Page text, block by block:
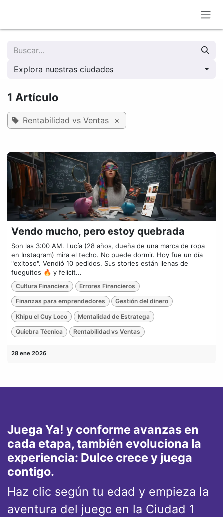
Explora nuestras ciudades
1 Artículo
Rentabilidad vs Ventas ×
Vendo mucho, pero estoy quebrada
Son las 3:00 AM. Lucía (28 años, dueña de una marca de ropa
en Instagram) mira el techo. No puede dormir. Hoy fue un día
"exitoso". Vendió 10 pedidos. Sus stories están llenas de
fueguitos 🔥 y felicit...
Cultura Financiera Errores Financieros
Finanzas para emprendedores Gestión del dinero
Khipu el Cuy Loco Mentalidad de Estratega
Quiebra Técnica Rentabilidad vs Ventas
28 ene 2026
Juega Ya! y conforme avanzas en
cada etapa, también evoluciona la
experiencia: Dulce crece y juega
contigo.
Haz clic según tu edad y empieza la
aventura del juego en la Ciudad 1